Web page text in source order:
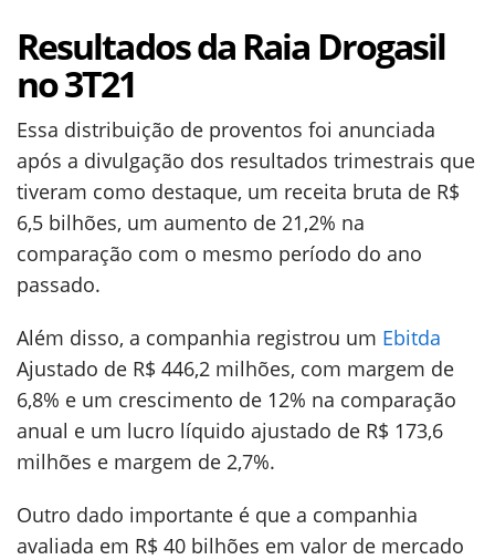
Resultados da Raia Drogasil
no 3T21
Essa distribuição de proventos foi anunciada
após a divulgação dos resultados trimestrais que
tiveram como destaque, um receita bruta de R$
6,5 bilhões, um aumento de 21,2% na
comparação com o mesmo período do ano
passado.
Além disso, a companhia registrou um Ebitda
Ajustado de R$ 446,2 milhões, com margem de
6,8% e um crescimento de 12% na comparação
anual e um lucro líquido ajustado de R$ 173,6
milhões e margem de 2,7%.
Outro dado importante é que a companhia
avaliada em R$ 40 bilhões em valor de mercado